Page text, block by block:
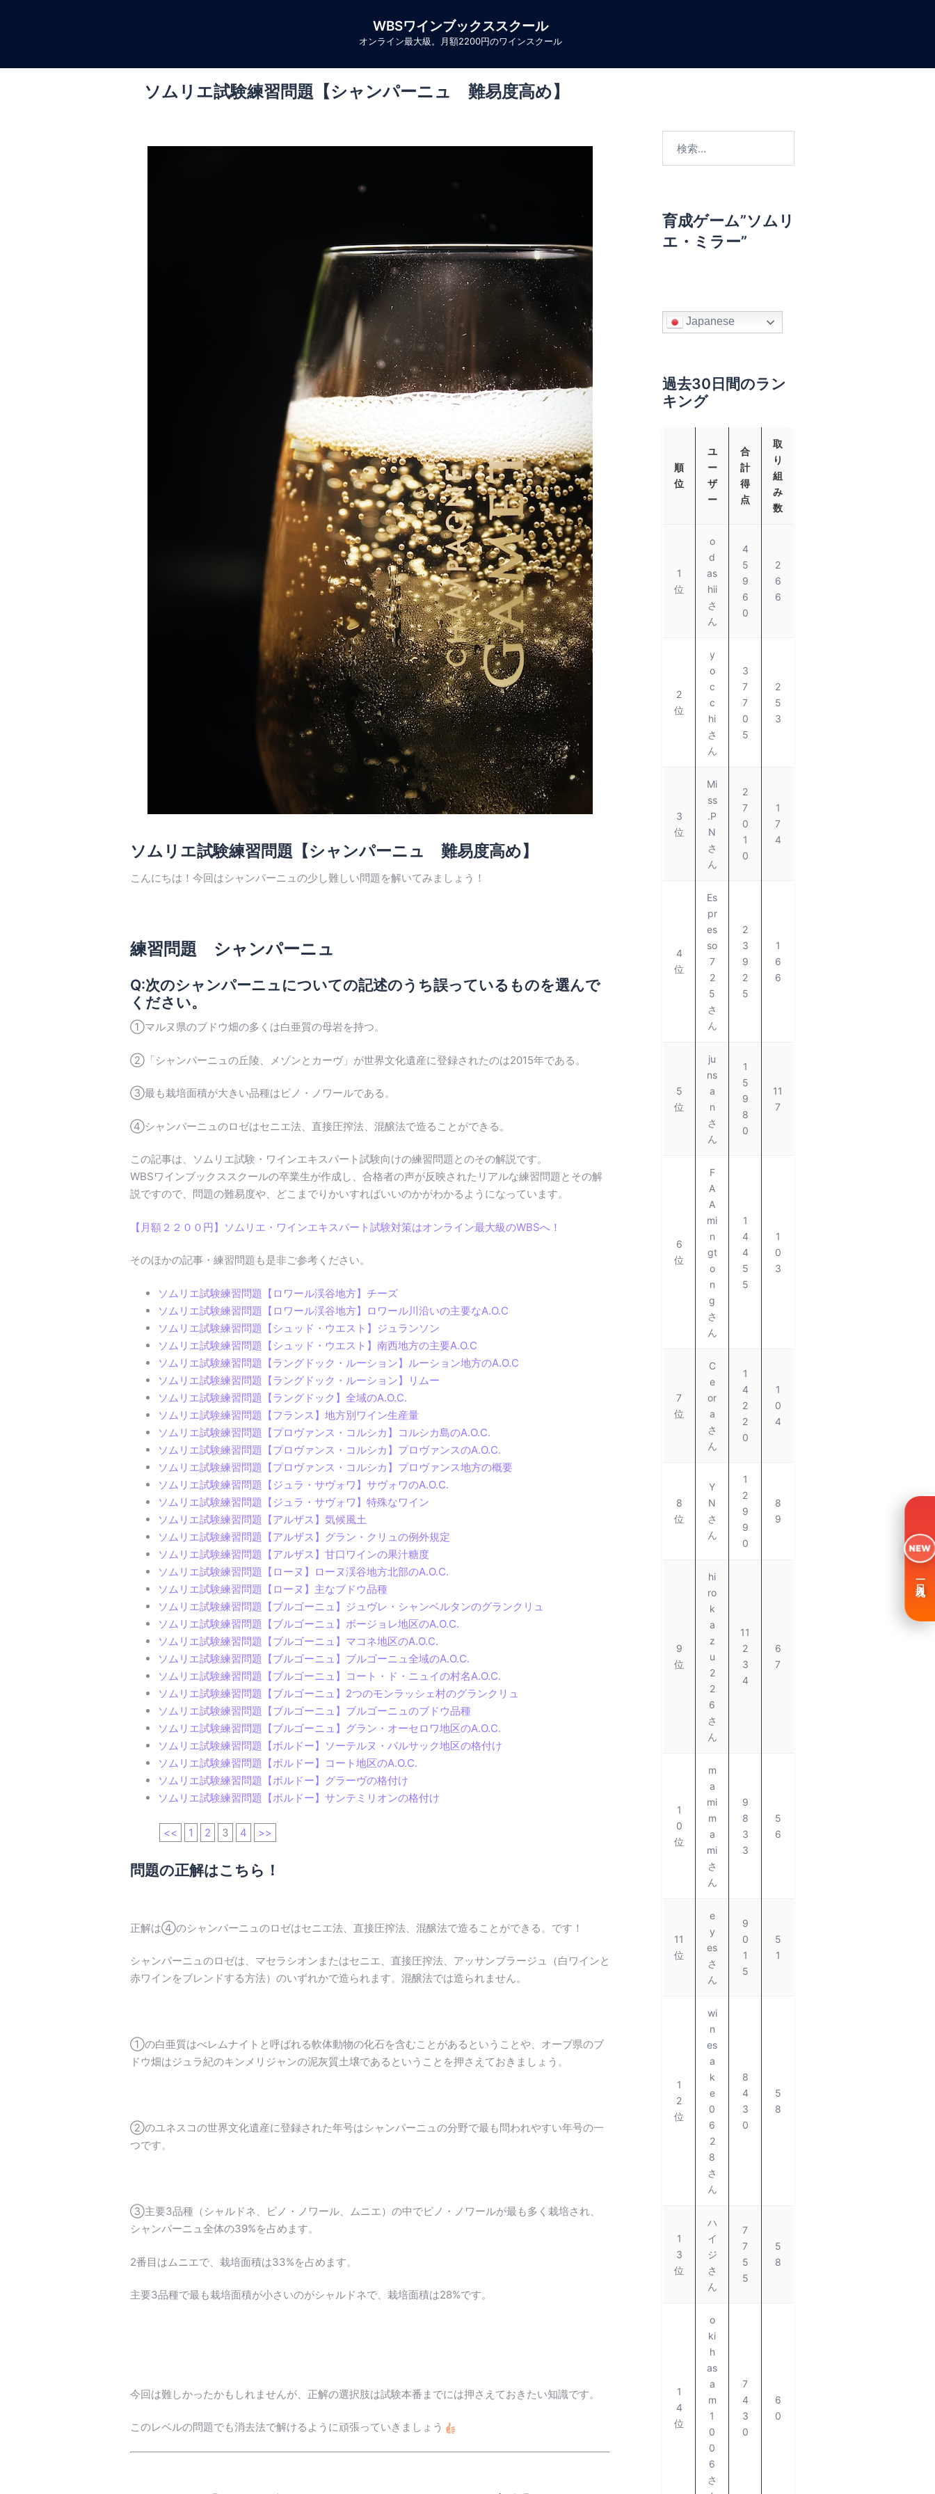
WBSワインブックススクール
オンライン最大級。月額2200円のワインスクール
ソムリエ試験練習問題【シャンパーニュ 難易度高め】
ソムリエ試験練習問題【シャンパーニュ 難易度高め】
こんにちは！今回はシャンパーニュの少し難しい問題を解いてみましょう！
練習問題 シャンパーニュ
Q:次のシャンパーニュについての記述のうち誤っているものを選んで
ください。
①マルヌ県のブドウ畑の多くは白亜質の母岩を持つ。
②「シャンパーニュの丘陵、メゾンとカーヴ」が世界文化遺産に登録されたのは2015年である。
③最も栽培面積が大きい品種はピノ・ノワールである。
④シャンパーニュのロゼはセニエ法、直接圧搾法、混醸法で造ることができる。
この記事は、ソムリエ試験・ワインエキスパート試験向けの練習問題とのその解説です。
WBSワインブックススクールの卒業生が作成し、合格者の声が反映されたリアルな練習問題とその解
説ですので、問題の難易度や、どこまでりかいすればいいのかがわかるようになっています。
【月額２２００円】ソムリエ・ワインエキスパート試験対策はオンライン最大級のWBSへ！
そのほかの記事・練習問題も是非ご参考ください。
ソムリエ試験練習問題【ロワール渓谷地方】チーズ
ソムリエ試験練習問題【ロワール渓谷地方】ロワール川沿いの主要なA.O.C
ソムリエ試験練習問題【シュッド・ウエスト】ジュランソン
ソムリエ試験練習問題【シュッド・ウエスト】南西地方の主要A.O.C
ソムリエ試験練習問題【ラングドック・ルーション】ルーション地方のA.O.C
ソムリエ試験練習問題【ラングドック・ルーション】リムー
ソムリエ試験練習問題【ラングドック】全域のA.O.C.
ソムリエ試験練習問題【フランス】地方別ワイン生産量
ソムリエ試験練習問題【プロヴァンス・コルシカ】コルシカ島のA.O.C.
ソムリエ試験練習問題【プロヴァンス・コルシカ】プロヴァンスのA.O.C.
ソムリエ試験練習問題【プロヴァンス・コルシカ】プロヴァンス地方の概要
ソムリエ試験練習問題【ジュラ・サヴォワ】サヴォワのA.O.C.
ソムリエ試験練習問題【ジュラ・サヴォワ】特殊なワイン
ソムリエ試験練習問題【アルザス】気候風土
ソムリエ試験練習問題【アルザス】グラン・クリュの例外規定
ソムリエ試験練習問題【アルザス】甘口ワインの果汁糖度
ソムリエ試験練習問題【ローヌ】ローヌ渓谷地方北部のA.O.C.
ソムリエ試験練習問題【ローヌ】主なブドウ品種
ソムリエ試験練習問題【ブルゴーニュ】ジュヴレ・シャンベルタンのグランクリュ
ソムリエ試験練習問題【ブルゴーニュ】ボージョレ地区のA.O.C.
ソムリエ試験練習問題【ブルゴーニュ】マコネ地区のA.O.C.
ソムリエ試験練習問題【ブルゴーニュ】ブルゴーニュ全域のA.O.C.
ソムリエ試験練習問題【ブルゴーニュ】コート・ド・ニュイの村名A.O.C.
ソムリエ試験練習問題【ブルゴーニュ】2つのモンラッシェ村のグランクリュ
ソムリエ試験練習問題【ブルゴーニュ】ブルゴーニュのブドウ品種
ソムリエ試験練習問題【ブルゴーニュ】グラン・オーセロワ地区のA.O.C.
ソムリエ試験練習問題【ボルドー】ソーテルヌ・バルサック地区の格付け
ソムリエ試験練習問題【ボルドー】コート地区のA.O.C.
ソムリエ試験練習問題【ボルドー】グラーヴの格付け
ソムリエ試験練習問題【ボルドー】サンテミリオンの格付け
<< 1 2 3 4 >>
問題の正解はこちら！
正解は④のシャンパーニュのロゼはセニエ法、直接圧搾法、混醸法で造ることができる。です！
シャンパーニュのロゼは、マセラシオンまたはセニエ、直接圧搾法、アッサンブラージュ（白ワインと
赤ワインをブレンドする方法）のいずれかで造られます。混醸法では造られません。
①の白亜質はべレムナイトと呼ばれる軟体動物の化石を含むことがあるということや、オーブ県のブ
ドウ畑はジュラ紀のキンメリジャンの泥灰質土壌であるということを押さえておきましょう。
②のユネスコの世界文化遺産に登録された年号はシャンパーニュの分野で最も問われやすい年号の一
つです。
③主要3品種（シャルドネ、ピノ・ノワール、ムニエ）の中でピノ・ノワールが最も多く栽培され、
シャンパーニュ全体の39%を占めます。
2番目はムニエで、栽培面積は33%を占めます。
主要3品種で最も栽培面積が小さいのがシャルドネで、栽培面積は28%です。
今回は難しかったかもしれませんが、正解の選択肢は試験本番までには押さえておきたい知識です。
このレベルの問題でも消去法で解けるように頑張っていきましょう
育成ゲーム”ソムリ
エ・ミラー”
Japanese
過去30日間のラン
キング
順
位
ユ
ー
ザ
ー
合
計
得
点
取
り
組
み
数
1
位
o
d
as
hii
さ
ん
4
5
9
6
0
2
6
6
2
位
y
o
c
c
hi
さ
ん
3
7
7
0
5
2
5
3
3
位
Mi
ss
.P
N
さ
ん
2
7
0
1
0
1
7
4
4
位
Es
pr
es
so
7
2
5
さ
ん
2
3
9
2
5
1
6
6
5
位
ju
ns
a
n
さ
ん
1
5
9
8
0
11
7
6
位
F
A
A
mi
n
gt
o
n
g
さ
ん
1
4
4
5
5
1
0
3
7
位
C
e
or
a
さ
ん
1
4
2
2
0
1
0
4
8
位
Y
N
さ
ん
1
2
9
9
0
8
9
9
位
hi
ro
k
a
z
u
2
2
6
さ
ん
11
2
3
4
6
7
1
0
位
m
a
mi
m
a
mi
さ
ん
9
8
3
3
5
6
11
位
e
y
es
さ
ん
9
0
1
5
5
1
1
2
位
wi
n
es
a
k
e
0
6
2
8
さ
ん
8
4
3
0
5
8
1
3
位
ハ
イ
ジ
さ
ん
7
7
5
5
5
8
1
4
位
o
ki
h
as
a
m
1
0
0
6
さ
7
4
3
0
6
0
NEW
一日入魂